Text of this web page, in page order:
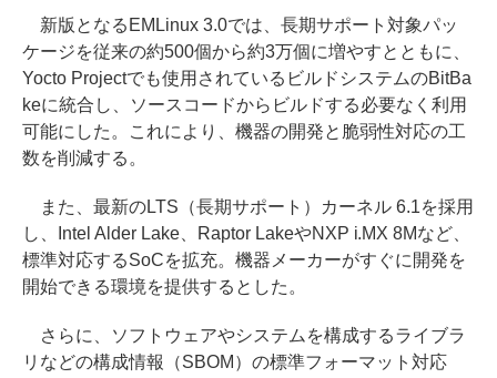
新版となるEMLinux 3.0では、長期サポート対象パッ
ケージを従来の約500個から約3万個に増やすとともに、
Yocto Projectでも使用されているビルドシステムのBitBa
keに統合し、ソースコードからビルドする必要なく利用
可能にした。これにより、機器の開発と脆弱性対応の工
数を削減する。
また、最新のLTS（長期サポート）カーネル 6.1を採用
し、Intel Alder Lake、Raptor LakeやNXP i.MX 8Mなど、
標準対応するSoCを拡充。機器メーカーがすぐに開発を
開始できる環境を提供するとした。
さらに、ソフトウェアやシステムを構成するライブラ
リなどの構成情報（SBOM）の標準フォーマット対応